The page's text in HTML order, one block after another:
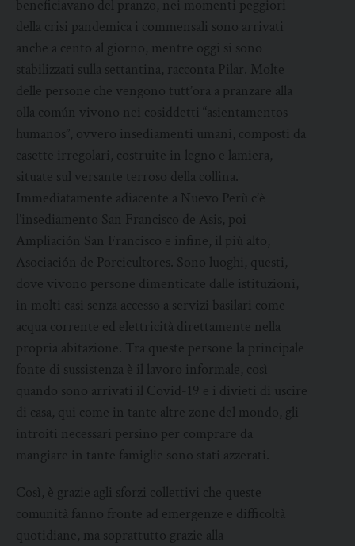
beneficiavano del pranzo, nei momenti peggiori
della crisi pandemica i commensali sono arrivati
anche a cento al giorno, mentre oggi si sono
stabilizzati sulla settantina, racconta Pilar. Molte
delle persone che vengono tutt’ora a pranzare alla
olla común vivono nei cosiddetti “asientamentos
humanos”, ovvero insediamenti umani, composti da
casette irregolari, costruite in legno e lamiera,
situate sul versante terroso della collina.
Immediatamente adiacente a Nuevo Perù c’è
l’insediamento San Francisco de Asis, poi
Ampliación San Francisco e infine, il più alto,
Asociación de Porcicultores. Sono luoghi, questi,
dove vivono persone dimenticate dalle istituzioni,
in molti casi senza accesso a servizi basilari come
acqua corrente ed elettricità direttamente nella
propria abitazione. Tra queste persone la principale
fonte di sussistenza è il lavoro informale, così
quando sono arrivati il Covid-19 e i divieti di uscire
di casa, qui come in tante altre zone del mondo, gli
introiti necessari persino per comprare da
mangiare in tante famiglie sono stati azzerati.
Così, è grazie agli sforzi collettivi che queste
comunità fanno fronte ad emergenze e difficoltà
quotidiane, ma soprattutto grazie alla